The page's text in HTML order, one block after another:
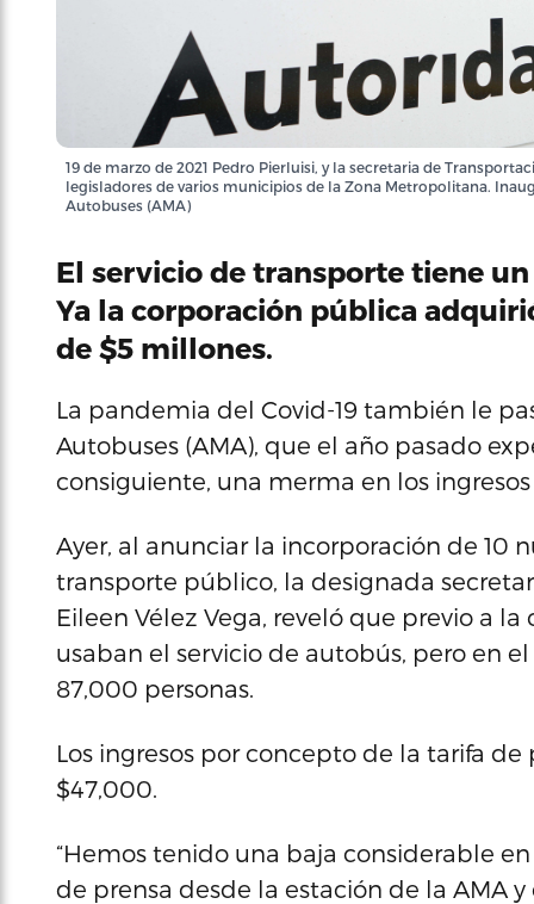
19 de marzo de 2021 Pedro Pierluisi, y la secretaria de
legisladores de varios municipios de la Zona Metropolitana.
Autobuses (AMA)
El servicio de transporte tiene
Ya la corporación pública
de $5 millones.
La pandemia del Covid-19 también le
Autobuses (AMA), que el año pasado
consiguiente, una merma en los
Ayer, al anunciar la incorporación de 10
transporte público, la designada
Eileen Vélez Vega, reveló que previo a
usaban el servicio de autobús, pero en
87,000 personas.
Los ingresos por concepto de la tarifa
$47,000.
“Hemos tenido una baja considerable
de prensa desde la estación de la AMA